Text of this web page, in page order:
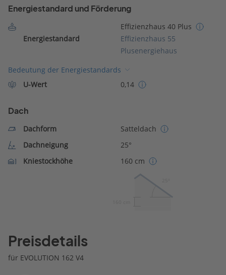
Energiestandard und Förderung
Energiestandard
Effizienzhaus 40 Plus
Effizienzhaus 55
Plusenergiehaus
Bedeutung der Energiestandards
U-Wert
0,14
Dach
Dachform
Satteldach
Dachneigung
25°
Kniestockhöhe
160 cm
Preisdetails
für EVOLUTION 162 V4